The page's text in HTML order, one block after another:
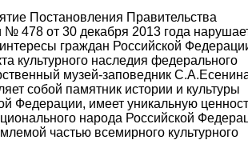
Постановления Правительства
№ 478 от 30 декабря 2013 года
граждан Российской
культурного наследия федерального
музей-заповедник
собой памятник истории и культуры
Федерации, имеет уникальную
народа Российской
частью всемирного культурного